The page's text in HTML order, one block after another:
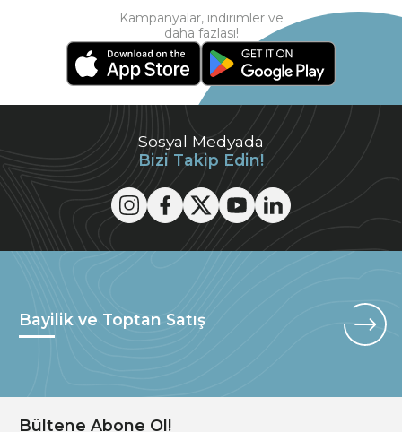
Sosyal Medyada
Bizi Takip Edin!
Kampanyalar, indirimler ve
daha fazlası!
Bayilik ve Toptan Satış
Bültene Abone Ol!